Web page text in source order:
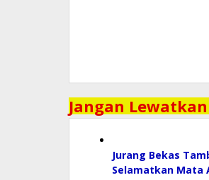
Jangan Lewatkan
Jurang Bekas
Selamatkan Mata